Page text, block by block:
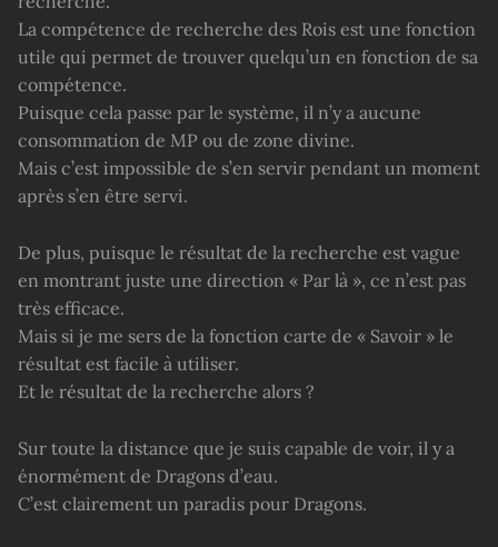
La compétence de recherche des Rois est une fonction
utile qui permet de trouver quelqu’un en fonction de sa
compétence.
Puisque cela passe par le système, il n’y a aucune
consommation de MP ou de zone divine.
Mais c’est impossible de s’en servir pendant un moment
après s’en être servi.
De plus, puisque le résultat de la recherche est vague
en montrant juste une direction « Par là », ce n’est pas
très efficace.
Mais si je me sers de la fonction carte de « Savoir » le
résultat est facile à utiliser.
Et le résultat de la recherche alors ?
Sur toute la distance que je suis capable de voir, il y a
énormément de Dragons d’eau.
C’est clairement un paradis pour Dragons.